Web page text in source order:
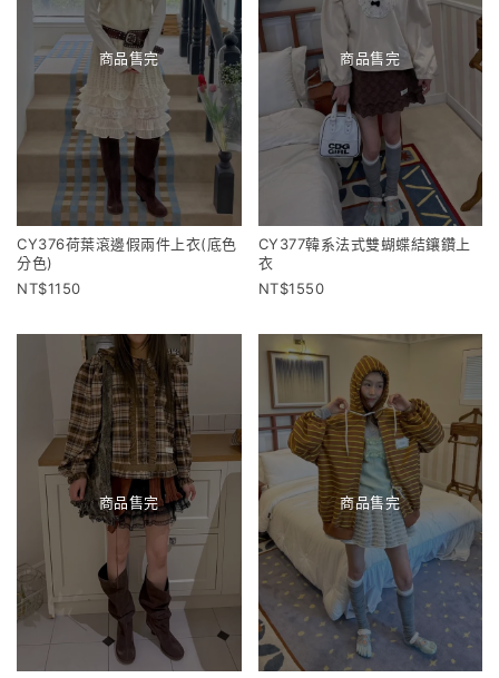
商品售完
CY376荷葉滾邊假兩件上衣(底色
分色)
1150
商品售完
CY377韓系法式雙蝴蝶結鑲鑽上
衣
1550
商品售完 商品售完